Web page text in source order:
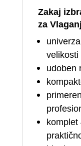
Zakaj
za
velikosti
udoben
komplet